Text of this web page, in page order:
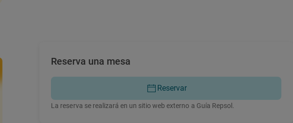
Reserva una mesa
Reservar
La reserva se realizará en un sitio web externo a Guía Repsol.